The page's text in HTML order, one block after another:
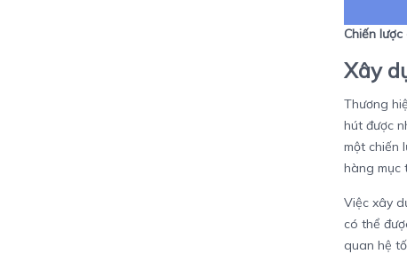
Chiến
Xây
Thương
hút được
một chiến
hàng mục
Việc xây
có thể
quan hệ